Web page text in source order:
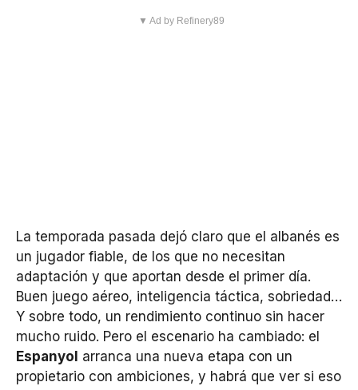
▼ Ad by Refinery89
La temporada pasada dejó claro que el albanés es
un jugador fiable, de los que no necesitan
adaptación y que aportan desde el primer día.
Buen juego aéreo, inteligencia táctica, sobriedad…
Y sobre todo, un rendimiento continuo sin hacer
mucho ruido. Pero el escenario ha cambiado: el
Espanyol arranca una nueva etapa con un
propietario con ambiciones, y habrá que ver si eso